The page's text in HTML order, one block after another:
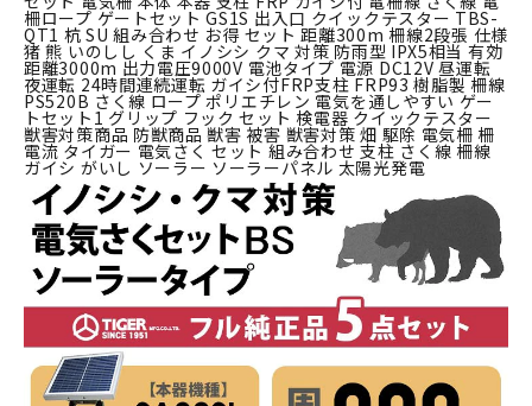
柵ロープ ゲートセット GS1S 出入口 クイックテスター TBS-
QT1 杭 SU 組み合わせ お得 セット 距離300m 柵線2段張 仕様
猪 熊 いのしし くま イノシシ クマ 対策 防雨型 IPX5相当 有効
距離3000m 出力電圧9000V 電池タイプ 電源 DC12V 昼運転
夜運転 24時間連続運転 ガイシ付FRP支柱 FRP93 樹脂製 柵線
PS520B さく線 ロープ ポリエチレン 電気を通しやすい ゲー
トセット1 グリップ フック セット 検電器 クイックテスター
獣害対策商品 防獣商品 獣害 被害 獣害対策 畑 駆除 電気柵 柵
電流 タイガー 電気さく セット 組み合わせ 支柱 さく線 柵線
ガイシ がいし ソーラー ソーラーパネル 太陽光発電